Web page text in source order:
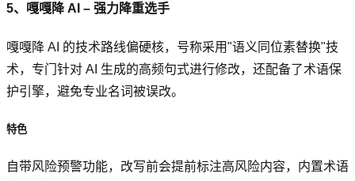
5、嘎嘎降 AI – 强力降重选手
嘎嘎降 AI 的技术路线偏硬核，号称采用"语义同位素替换"技
术，专门针对 AI 生成的高频句式进行修改，还配备了术语保
护引擎，避免专业名词被误改。
特色
自带风险预警功能，改写前会提前标注高风险内容，内置术语